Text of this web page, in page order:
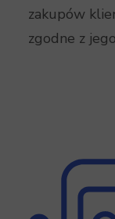
zakupów
zgodne z